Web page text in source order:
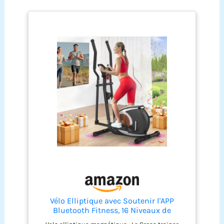
80 %. Grâce à la dernière
commande magnétique,
le bruit de
fonctionnement reste
inférieur à 20 dB -
Entraînez-vous à tout
moment sans déranger
votre famille ou vos
voisins. Service client à
vie en Europe : MERACH
offre un support
d'installation,
d'utilisation ou
d'accessoires, nous vous
aiderons à tout moment
l'environnement.
magnétique automatique
: équipé de 16 niveaux
finement gradués qui
s'adaptent
automatiquement à votre
cours dans l'application
MERACH ou Kinomap. Ce
vélo elliptique intelligent
offre une précision
maximale pour votre
niveau de performance
applications et analyse
intelligente des données
: suivez vos progrès via
Bluetooth directement
sur votre smartphone ou
Vélo Elliptique avec Soutenir l'APP
Bluetooth Fitness, 16 Niveaux de
Résistance Réglables, Écran LCD, Porte-